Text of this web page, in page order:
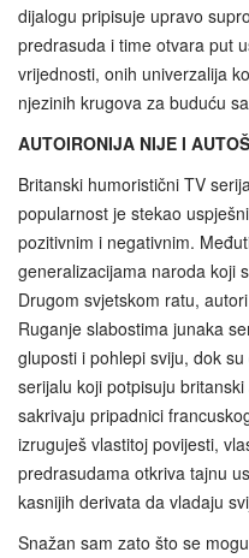
dijalogu pripisuje upravo
predrasuda i time otvara put
vrijednosti, onih univerzalija
njezinih krugova za buduću
AUTOIRONIJA NIJE I
Britanski humoristični TV
popularnost je stekao
pozitivnim i negativnim.
generalizacijama naroda koji
Drugom svjetskom ratu,
Ruganje slabostima junaka
gluposti i pohlepi sviju, dok
serijalu koji potpisuju
sakrivaju pripadnici
izruguješ vlastitoj povijesti,
predrasudama otkriva tajnu
kasnijih derivata da vladaju
Snažan sam zato što se